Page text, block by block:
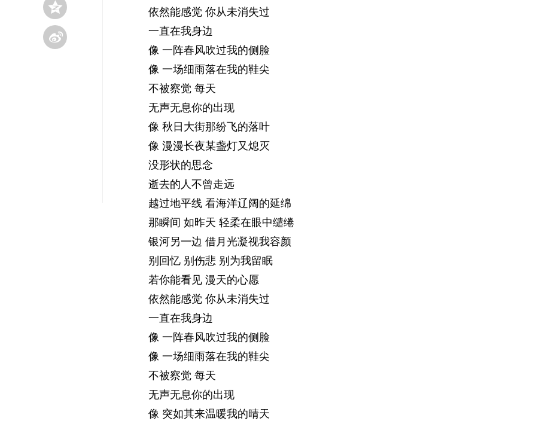
依然能感觉 你从未消失过
一直在我身边
像 一阵春风吹过我的侧脸
像 一场细雨落在我的鞋尖
不被察觉 每天
无声无息你的出现
像 秋日大街那纷飞的落叶
像 漫漫长夜某盏灯又熄灭
没形状的思念
逝去的人不曾走远
越过地平线 看海洋辽阔的延绵
那瞬间 如昨天 轻柔在眼中缱绻
银河另一边 借月光凝视我容颜
别回忆 别伤悲 别为我留眠
若你能看见 漫天的心愿
依然能感觉 你从未消失过
一直在我身边
像 一阵春风吹过我的侧脸
像 一场细雨落在我的鞋尖
不被察觉 每天
无声无息你的出现
像 突如其来温暖我的晴天